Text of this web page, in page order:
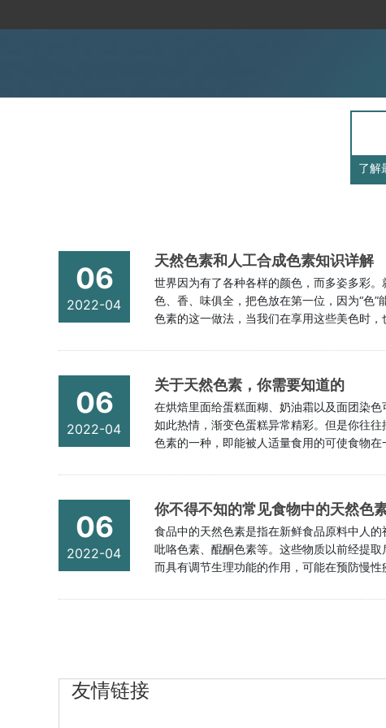
了解
06
2022-04
天然色素和人工合成色素知识详解
世界因为有了各种各样的颜色，而多姿多彩
色、香、味俱全，把色放在第一位，因为“色
色素的这一做法，当我们在享用这些美色时
我们食物中含有的色素分为天然色素和人工
06
2022-04
关于天然色素，你需要知道的
在烘焙里面给蛋糕面糊、奶油霜以及面团染
如此热情，渐变色蛋糕异常精彩。但是你往
色素的一种，即能被人适量食用的可使食物
织及微生物（培养）中提取的色素，其中植
06
2022-04
你不得不知的常见食物中的天然色
食品中的天然色素是指在新鲜食品原料中人
吡咯色素、醌酮色素等。这些物质以前经提
而具有调节生理功能的作用，可能在预防慢
盲症和预防治疗眼干燥症的作用。除此之外
友情链接